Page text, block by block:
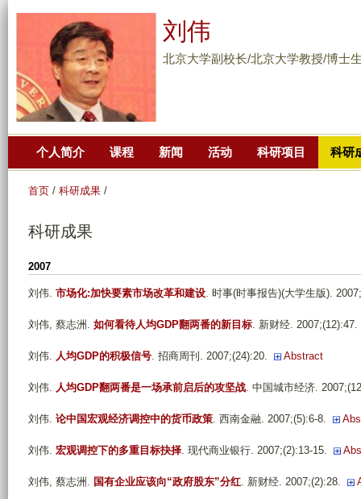
到
主
要
刘伟
北京大学副校长/北京大学教授/博士
个人简介 课程 新闻 活动 科研项目 科研
首页 / 科研成果 /
科研成果
2007
刘伟. 市场化:加快要素市场改革和建设. 时事(时事报告)(大学生版).
刘伟, 蔡志洲 . 如何看待人均GDP翻两番的新目标. 新财经. 2007;(12):47.
刘伟. 人均GDP的积极信号. 招商周刊. 2007;(24):20. Abstract
刘伟. 人均GDP翻两番是一场承前启后的攻坚战. 中国城市经济.
刘伟. 论中国宏观经济调控中的货币政策. 西南金融. 2007;(5):6-8.
刘伟. 宏观调控下的多重目标抉择. 现代商业银行. 2007;(2):13-15.
刘伟, 蔡志洲 . 国有企业应该向“政府股东”分红. 新财经. 2007;(2):28.